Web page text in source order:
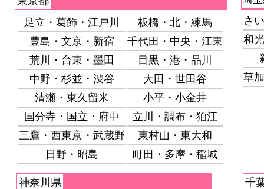
足立・葛飾・江戸川
板橋・北・練馬
豊島・文京・新宿
千代田・中央・江東
荒川・台東・墨田
目黒・港・品川
中野・杉並・渋谷
大田・世田谷
清瀬・東久留米
小平・小金井
国分寺・国立・府中
立川・調布・狛江
三鷹・西東京・武蔵野
東村山・東大和
日野・昭島
町田・多摩・稲城
---
さ
和
草
神奈川県
千